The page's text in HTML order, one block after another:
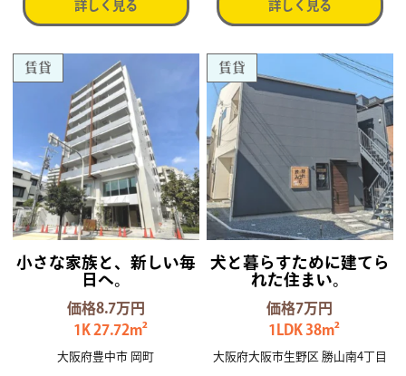
詳しく見る 詳しく見る
賃貸
小さな家族と、新しい毎
日へ。
価格8.7万円
1K 27.72m²
大阪府豊中市 岡町
賃貸
犬と暮らすために建てら
れた住まい。
価格7万円
1LDK 38m²
大阪府大阪市生野区 勝山南4丁目